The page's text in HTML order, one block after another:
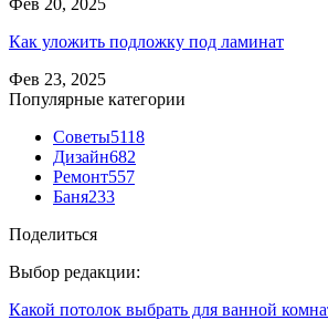
Фев 20, 2025
Как уложить подложку под ламинат
Фев 23, 2025
Популярные категории
Советы5118
Дизайн682
Ремонт557
Баня233
Поделиться
Выбор редакции:
Какой потолок выбрать для ванной